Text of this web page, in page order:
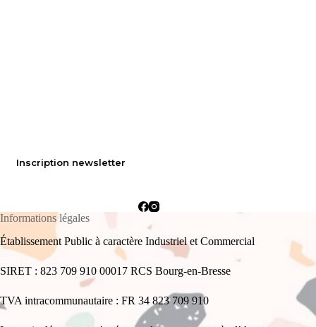
Inscription newsletter
Informations légales
Établissement Public à caractère Industriel et Commercial
SIRET : 823 709 910 00017 RCS Bourg-en-Bresse
TVA intracommunautaire : FR 34 823 709 910